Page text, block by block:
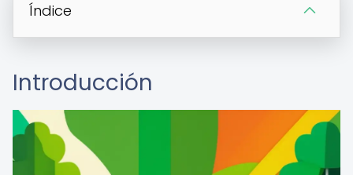
Índice
Introducción